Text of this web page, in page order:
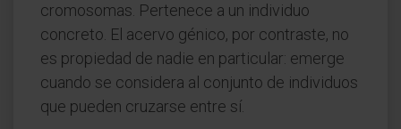
cromosomas. Pertenece a un individuo
concreto. El acervo génico, por contraste, no
es propiedad de nadie en particular: emerge
cuando se considera al conjunto de individuos
que pueden cruzarse entre sí.